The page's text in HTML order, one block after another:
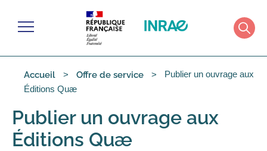
Menu
Accueil Offre de service
Publier un ouvrage aux
Éditions Quæ
Publier un ouvrage aux
Éditions Quæ